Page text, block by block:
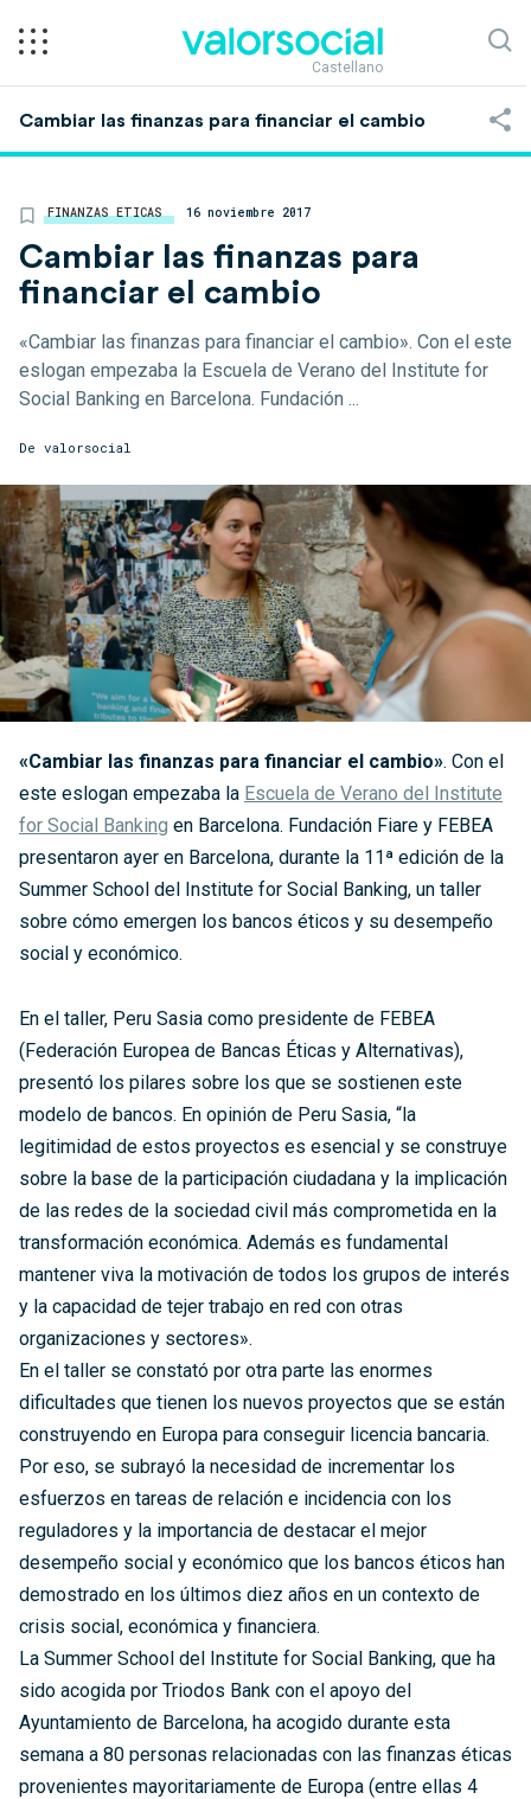
Castellano
Cambiar las finanzas para financiar el cambio
FINANZAS ETICAS 16 noviembre 2017
Cambiar las finanzas para
financiar el cambio
«Cambiar las finanzas para financiar el cambio». Con el este
eslogan empezaba la Escuela de Verano del Institute for
Social Banking en Barcelona. Fundación ...
De valorsocial
«Cambiar las finanzas para financiar el cambio». Con el
este eslogan empezaba la Escuela de Verano del Institute
for Social Banking en Barcelona. Fundación Fiare y FEBEA
presentaron ayer en Barcelona, durante la 11ª edición de la
Summer School del Institute for Social Banking, un taller
sobre cómo emergen los bancos éticos y su desempeño
social y económico.
En el taller, Peru Sasia como presidente de FEBEA
(Federación Europea de Bancas Éticas y Alternativas),
presentó los pilares sobre los que se sostienen este
modelo de bancos. En opinión de Peru Sasia, “la
legitimidad de estos proyectos es esencial y se construye
sobre la base de la participación ciudadana y la implicación
de las redes de la sociedad civil más comprometida en la
transformación económica. Además es fundamental
mantener viva la motivación de todos los grupos de interés
y la capacidad de tejer trabajo en red con otras
organizaciones y sectores».
En el taller se constató por otra parte las enormes
dificultades que tienen los nuevos proyectos que se están
construyendo en Europa para conseguir licencia bancaria.
Por eso, se subrayó la necesidad de incrementar los
esfuerzos en tareas de relación e incidencia con los
reguladores y la importancia de destacar el mejor
desempeño social y económico que los bancos éticos han
demostrado en los últimos diez años en un contexto de
crisis social, económica y financiera.
La Summer School del Institute for Social Banking, que ha
sido acogida por Triodos Bank con el apoyo del
Ayuntamiento de Barcelona, ha acogido durante esta
semana a 80 personas relacionadas con las finanzas éticas
provenientes mayoritariamente de Europa (entre ellas 4